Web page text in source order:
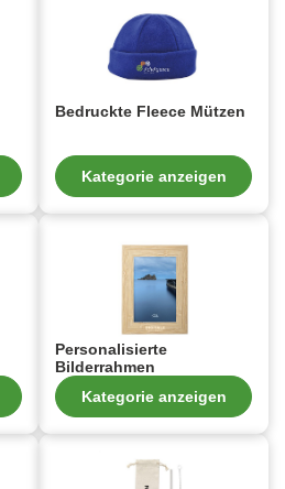
Bedruckte Fleece Mützen
Kategorie anzeigen
Personalisierte
Bilderrahmen
Kategorie anzeigen